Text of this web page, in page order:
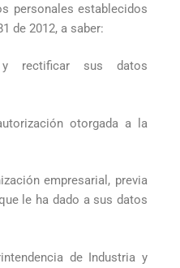
personales establecidos
de 2012, a saber:
y rectificar sus datos
otorgada a la
empresarial, previa
le ha dado a sus datos
de Industria y